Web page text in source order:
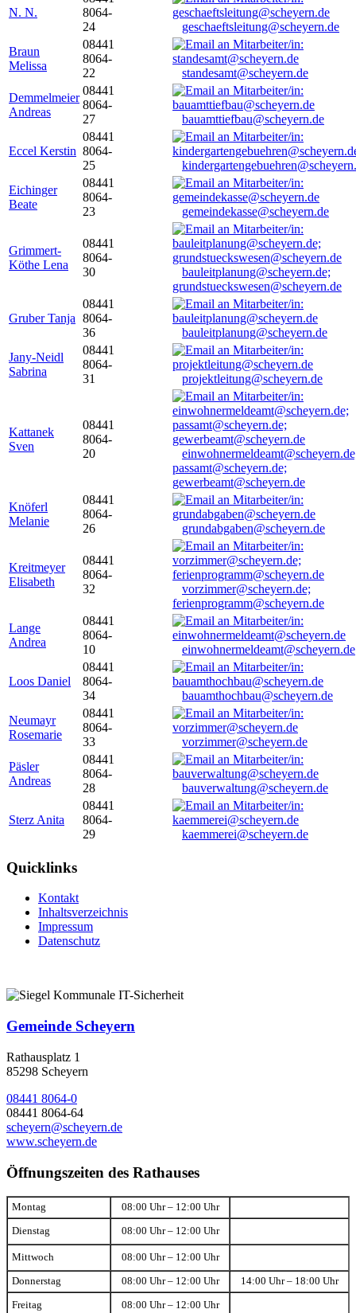
N. N.
8064-
24
geschaeftsleitung@scheyern.de
Braun
Melissa
08441
8064-
22
standesamt@scheyern.de
Demmelmeier
Andreas
08441
8064-
27
bauamttiefbau@scheyern.de
Eccel Kerstin
08441
8064-
25
Eichinger
Beate
08441
8064-
23
gemeindekasse@scheyern.de
Grimmert-
Köthe Lena
08441
8064-
30
bauleitplanung@scheyern.de;
grundstueckswesen@scheyern.de
Gruber Tanja
08441
8064-
36
bauleitplanung@scheyern.de
Jany-Neidl
Sabrina
08441
8064-
31
projektleitung@scheyern.de
Kattanek
Sven
08441
8064-
20
passamt@scheyern.de;
gewerbeamt@scheyern.de
Knöferl
Melanie
08441
8064-
26
grundabgaben@scheyern.de
Kreitmeyer
Elisabeth
08441
8064-
32
vorzimmer@scheyern.de;
ferienprogramm@scheyern.de
Lange
Andrea
08441
8064-
10
einwohnermeldeamt@scheyern.de
Loos Daniel
08441
8064-
34
bauamthochbau@scheyern.de
Neumayr
Rosemarie
08441
8064-
33
vorzimmer@scheyern.de
Päsler
Andreas
08441
8064-
28
bauverwaltung@scheyern.de
Sterz Anita
08441
8064-
29
kaemmerei@scheyern.de
Quicklinks
Kontakt
Inhaltsverzeichnis
Impressum
Datenschutz
Gemeinde Scheyern
Rathausplatz 1
85298 Scheyern
08441 8064-0
08441 8064-64
scheyern@scheyern.de
www.scheyern.de
Öffnungszeiten des Rathauses
Montag 08:00 Uhr – 12:00 Uhr
Dienstag 08:00 Uhr – 12:00 Uhr
Mittwoch 08:00 Uhr – 12:00 Uhr
Donnerstag 08:00 Uhr – 12:00 Uhr 14:00 Uhr – 18:00 Uhr
Freitag 08:00 Uhr – 12:00 Uhr